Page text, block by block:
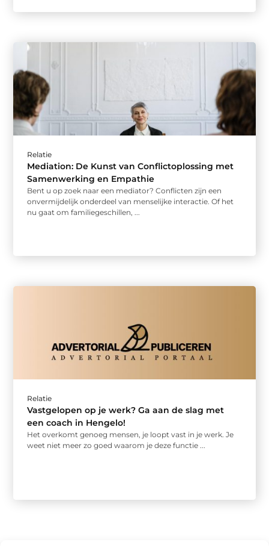
Relatie
Mediation: De Kunst van Conflictoplossing met
Samenwerking en Empathie
Bent u op zoek naar een mediator? Conflicten zijn een
onvermijdelijk onderdeel van menselijke interactie. Of het
nu gaat om familiegeschillen, ...
Relatie
Vastgelopen op je werk? Ga aan de slag met
een coach in Hengelo!
Het overkomt genoeg mensen, je loopt vast in je werk. Je
weet niet meer zo goed waarom je deze functie ...